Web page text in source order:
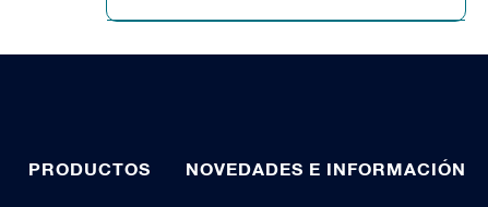
PRODUCTOS NOVEDADES E INFORMACIÓN